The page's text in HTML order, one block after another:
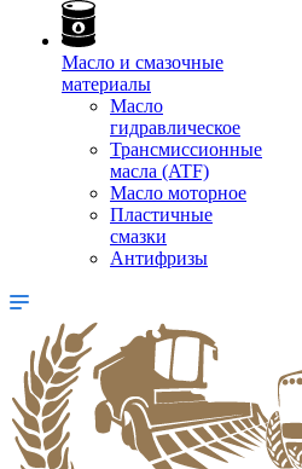
Масло и смазочные
материалы
Масло
гидравлическое
Трансмиссионные
масла (ATF)
Масло моторное
Пластичные
смазки
Антифризы